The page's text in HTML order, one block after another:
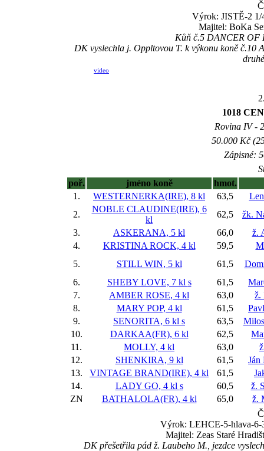
Výrok: JISTĚ-2 1/
Majitel: BoKa
Kůň č.5 DANCER OF
DK vyslechla j. Oppltovou T. k výkonu koně č.10
video
1018
Rovina IV -
50.000 Kč
Zápisné:
poř.
jméno koně
hmot.
1.
WESTERNERKA(IRE), 8 kl 63,5
2.
NOBLE CLAUDINE(IRE), 6
kl
62,5
žk.
3.
ASKERANA, 5 kl 66,0
ž.
4.
KRISTINA ROCK, 4 kl 59,5
5.
STILL WIN, 5 kl 61,5
6.
SHEBY LOVE, 7 kl s 61,5
7.
AMBER ROSE, 4 kl 63,0
ž.
8.
MARY POP, 4 kl 61,5
9.
SENORITA, 6 kl s 63,5
10.
DARKAA(FR), 6 kl 62,5
11.
MOLLY, 4 kl 63,0
12.
SHENKIRA, 9 kl 61,5
13.
VINTAGE BRAND(IRE), 4 kl 61,5
14.
LADY GO, 4 kl s 60,5
ž.
ZN
BATHALOLA(FR), 4 kl 65,0
ž.
Výrok: LEHCE-5-hlava-6-
Majitel: Zeas Staré
DK přešetřila pád ž. Laubeho M., jezdce